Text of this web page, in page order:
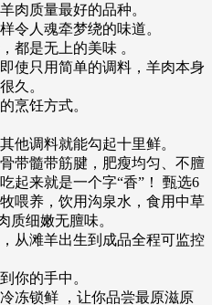
肉质量最好的品种。
令人魂牵梦绕的味道。
都是无上的美味 。
使只用简单的调料，羊肉本身
久。
烹饪方式。
他调料就能勾起十里鲜。
带髓带筋腱，肥瘦均匀、不膻
起来就是一个字“香”！ 甄选6
喂养，饮用沟泉水，食用中草
质细嫩无膻味。
从滩羊出生到成品全程可监控
你的手中。
冻锁鲜 ，让你品尝最原滋原